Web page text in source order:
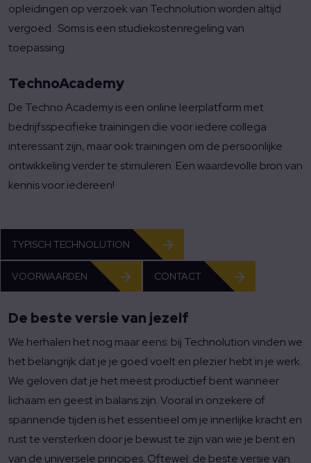
opleidingen op verzoek van Technolution worden altijd
vergoed. Soms is een studiekostenregeling van
toepassing.
TechnoAcademy
De Techno Academy is een online leerplatform met
bedrijfsspecifieke trainingen die voor iedere collega
interessant zijn, maar ook trainingen om de persoonlijke
ontwikkeling verder te stimuleren. Een waardevolle bron van
kennis voor iedereen!
TYPISCH TECHNOLUTION
VOORWAARDEN CONTACT
De beste versie van jezelf
We herhalen het nog maar eens: bij Technolution vinden we
het belangrijk dat je je goed voelt en plezier hebt in je werk.
We geloven dat je het meest productief bent wanneer
lichaam en geest in balans zijn. Vooral in onzekere of
spannende tijden is het essentieel om je innerlijke kracht en
rust te versterken door je bewust te zijn van wie je bent en
van de universele principes. Oftewel: de beste versie van